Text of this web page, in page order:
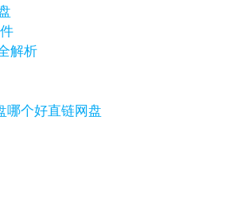
解析
哪个好直链网盘